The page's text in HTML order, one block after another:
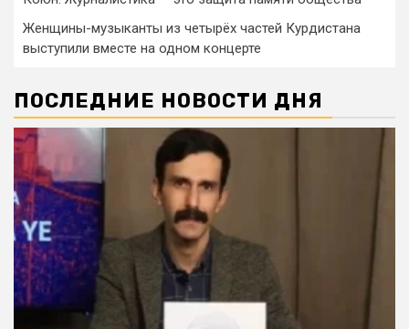
Женщины-музыканты из четырёх частей Курдистана
выступили вместе на одном концерте
ПОСЛЕДНИЕ НОВОСТИ ДНЯ